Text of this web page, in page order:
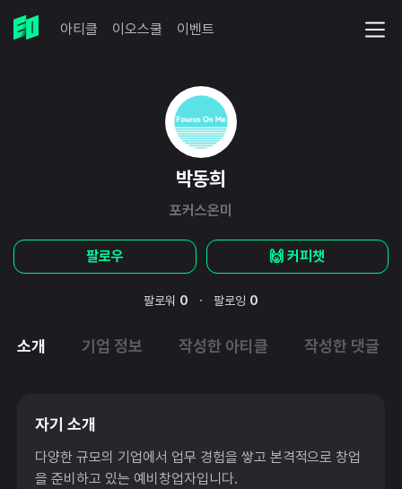
아티클 이오스쿨 이벤트
박동희
포커스온미
팔로우 🙌 커피챗
팔로워 0 · 팔로잉 0
소개 기업 정보 작성한 아티클 작성한 댓글
자기 소개
다양한 규모의 기업에서 업무 경험을 쌓고 본격적으로 창업
을 준비하고 있는 예비창업자입니다.